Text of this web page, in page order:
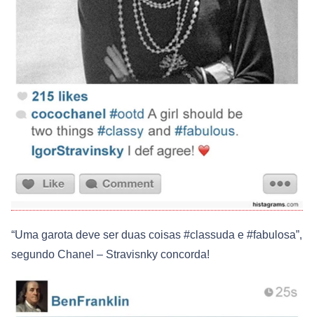
“Uma garota deve ser duas coisas #classuda e #fabulosa”,
segundo Chanel – Stravisnky concorda!